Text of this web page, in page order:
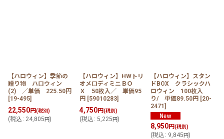
【ハロウィン】季節の
贈り物 ハロウィン
(2) ／単価 225.50円
[19-495]
22,550円(税別)
(税込 : 24,805 円)
【ハロウィン】HWトリ
オメロディミニＢＯ
Ｘ 50枚入／ 単価95
円 [59010283]
4,750円(税別)
(税込 : 5,225 円)
【ハロウィン】スタン
ドBOX クラシックハ
ロウィン 100枚入
り/ 単価89.50円 [20-
2471]
8,950円(税別)
(税込 : 9,845円)